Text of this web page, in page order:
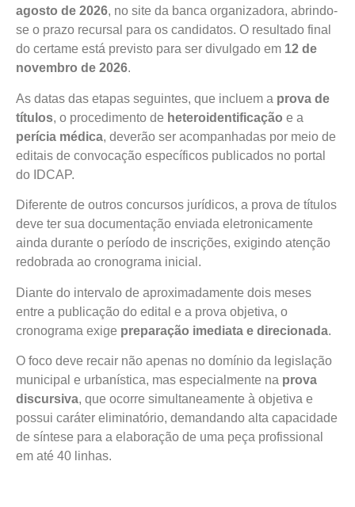
agosto de 2026, no site da banca organizadora, abrindo-
se o prazo recursal para os candidatos. O resultado final
do certame está previsto para ser divulgado em 12 de
novembro de 2026.
As datas das etapas seguintes, que incluem a prova de
títulos, o procedimento de heteroidentificação e a
perícia médica, deverão ser acompanhadas por meio de
editais de convocação específicos publicados no portal
do IDCAP.
Diferente de outros concursos jurídicos, a prova de títulos
deve ter sua documentação enviada eletronicamente
ainda durante o período de inscrições, exigindo atenção
redobrada ao cronograma inicial.
Diante do intervalo de aproximadamente dois meses
entre a publicação do edital e a prova objetiva, o
cronograma exige preparação imediata e direcionada.
O foco deve recair não apenas no domínio da legislação
municipal e urbanística, mas especialmente na prova
discursiva, que ocorre simultaneamente à objetiva e
possui caráter eliminatório, demandando alta capacidade
de síntese para a elaboração de uma peça profissional
em até 40 linhas.